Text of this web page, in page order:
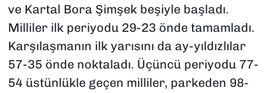
ve Kartal Bora Şimşek beşiyle başladı.
Milliler ilk periyodu 29-23 önde tamamladı.
Karşılaşmanın ilk yarısını da ay-yıldızlılar
57-35 önde noktaladı. Üçüncü periyodu 77-
54 üstünlükle geçen milliler, parkeden 98-